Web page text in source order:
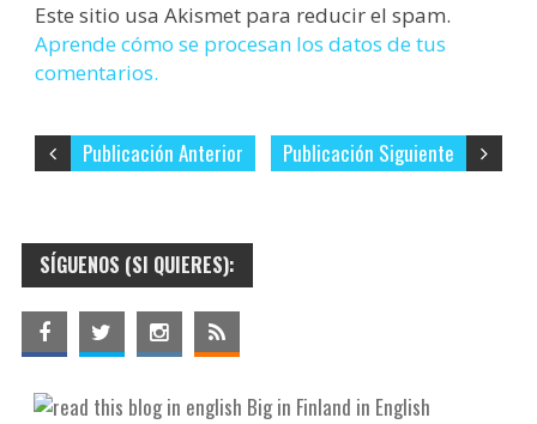
Este sitio usa Akismet para reducir el spam.
Aprende cómo se procesan los datos de tus
comentarios.
Publicación Siguiente
Publicación Anterior
SÍGUENOS (SI QUIERES):
Big in Finland in English